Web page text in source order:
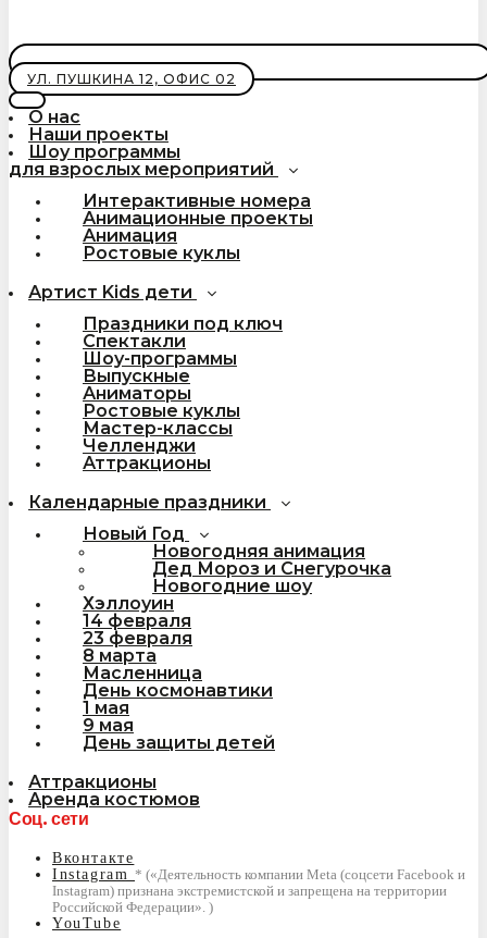
УЛ. ПУШКИНА 12, ОФИС 02
О нас
Наши проекты
Шоу программы
для взрослых мероприятий
Интерактивные номера
Анимационные проекты
Анимация
Ростовые куклы
Артист Kids дети
Праздники под ключ
Спектакли
Шоу-программы
Выпускные
Аниматоры
Ростовые куклы
Мастер-классы
Челленджи
Аттракционы
Календарные праздники
Новый Год
Новогодняя анимация
Дед Мороз и Снегурочка
Новогодние шоу
Хэллоуин
14 февраля
23 февраля
8 марта
Масленница
День космонавтики
1 мая
9 мая
День защиты детей
Аттракционы
Аренда костюмов
Соц. сети
Вконтакте
Instagram
YouTube